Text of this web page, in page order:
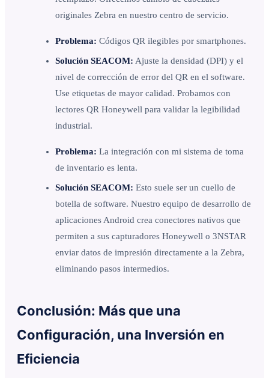
originales Zebra en nuestro centro de servicio.
Problema: Códigos QR ilegibles por smartphones.
Solución SEACOM: Ajuste la densidad (DPI) y el
nivel de corrección de error del QR en el software.
Use etiquetas de mayor calidad. Probamos con
lectores QR Honeywell para validar la legibilidad
industrial.
Problema: La integración con mi sistema de toma
de inventario es lenta.
Solución SEACOM: Esto suele ser un cuello de
botella de software. Nuestro equipo de desarrollo de
aplicaciones Android crea conectores nativos que
permiten a sus capturadores Honeywell o 3NSTAR
enviar datos de impresión directamente a la Zebra,
eliminando pasos intermedios.
Conclusión: Más que una
Configuración, una Inversión en
Eficiencia